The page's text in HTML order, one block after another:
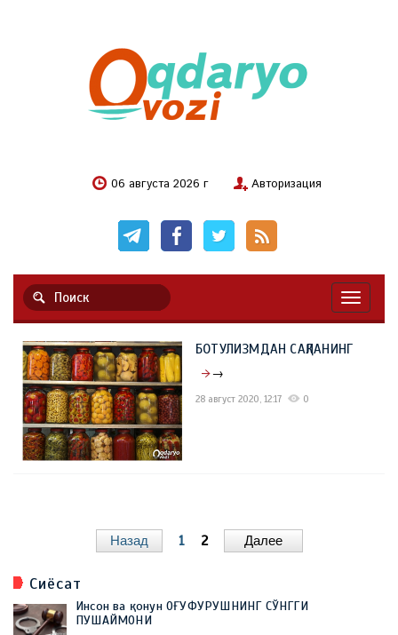
06 августа 2026 г Авторизация
БОТУЛИЗМДАН САҚЛАНИНГ
→
28 август 2020, 12:17 0
Назад 1 2 Далее
Сиёсат
Инсон ва қонун ОҒУФУРУШНИНГ СЎНГГИ
ПУШАЙМОНИ